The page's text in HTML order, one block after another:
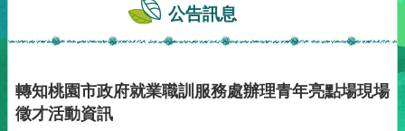
公告訊息
轉知桃園市政府就業職訓服務處辦理青年亮點場現場
徵才活動資訊